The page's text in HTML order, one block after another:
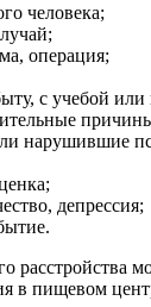
человека;
операция;
с учебой или
нарушившие
депрессия;
расстройства
в пищевом